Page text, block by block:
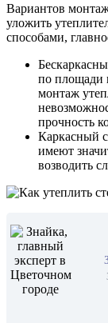
Вариантов
уложить
способами,
по площади
монтаж
прочность
Каркасный
имеют
возводить